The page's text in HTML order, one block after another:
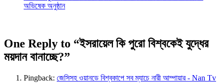
অভিষেক অনুষ্ঠান
One Reply to “ইসরায়েল কি পুরো বিশ্বকেই যুদ্ধের
ময়দান বানাচ্ছে?”
Pingback: জেসিসহ ওয়ানডে বিশ্বকাপে সব ম্যাচে নারী আম্পায়ার - Nan Tv